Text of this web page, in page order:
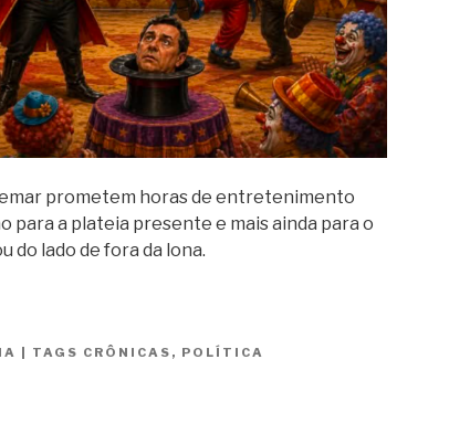
prometem horas de entretenimento
para a plateia presente e mais ainda para o
do lado de fora da lona.
TAGS CRÔNICAS , POLÍTICA